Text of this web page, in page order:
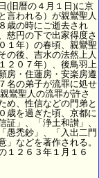
(旧暦の４月１日)に京
言われる）が親鸞聖人
歳の時にご逝去され
慈円の下で出家得度さ
１年）の春頃、親鸞聖
の後、吉水の法然上人
２０７年）、後鳥羽上
房・住蓮房・安楽房遵
名の弟子が流罪に処せ
鸞聖人の流罪が許さ
め、性信などの門弟と
歳を過ぎた頃、京都に
」、「浄土和讃」、
愚禿鈔」、「入出二門
などを著作される。
１２６３年１月１６